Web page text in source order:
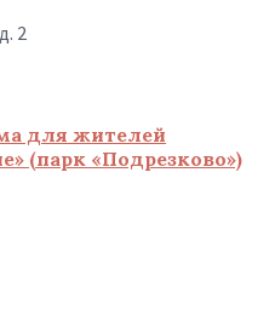
2
для жителей
(парк «Подрезково»)